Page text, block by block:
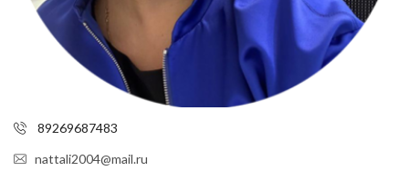
89269687483
nattali2004@mail.ru